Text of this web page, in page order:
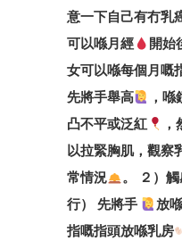
意一下自己有冇乳
可以喺月經
開始
女可以喺每個月嘅
先將手舉高
，喺
凸不平或泛紅
以拉緊胸肌，觀察
常情況
。 ２）
行） 先將手
放
指嘅指頭放喺乳房